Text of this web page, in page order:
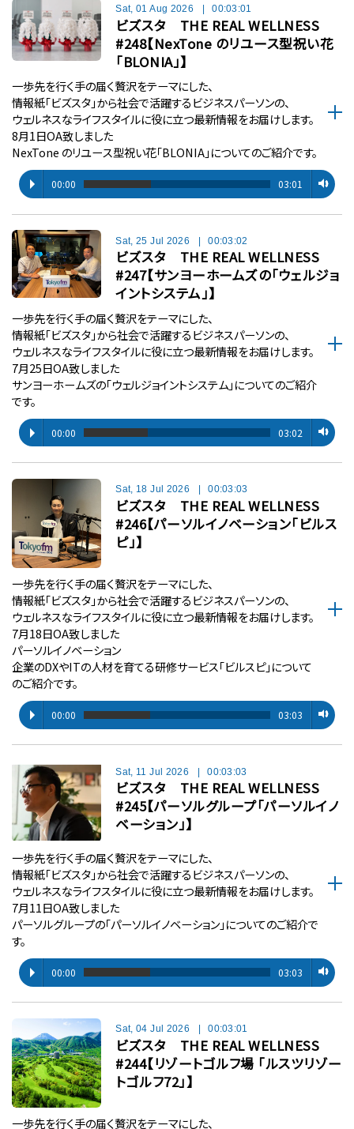
Sat, 01 Aug 2026 00:03:01
ビズスタ THE REAL WELLNESS
#248【NexTone のリユース型祝い花
「BLONIA」】
一歩先を行く手の届く贅沢をテーマにした、
情報紙「ビズスタ」から社会で活躍するビジネスパーソンの、
ウェルネスなライフスタイルに役に立つ最新情報をお届けします。
8月1日OA致しました
NexTone のリユース型祝い花「BLONIA」についてのご紹介です。
00:00 03:01
Sat, 25 Jul 2026 | 00:03:02
ビズスタ THE REAL WELLNESS
#247【サンヨーホームズの「ウェルジョ
イントシステム」】
一歩先を行く手の届く贅沢をテーマにした、
情報紙「ビズスタ」から社会で活躍するビジネスパーソンの、
ウェルネスなライフスタイルに役に立つ最新情報をお届けします。
7月25日OA致しました
サンヨーホームズの「ウェルジョイントシステム」についてのご紹介
です。
00:00 03:02
Sat, 18 Jul 2026 00:03:03
ビズスタ THE REAL WELLNESS
#246【パーソルイノベーション「ビルス
ピ」】
一歩先を行く手の届く贅沢をテーマにした、
情報紙「ビズスタ」から社会で活躍するビジネスパーソンの、
ウェルネスなライフスタイルに役に立つ最新情報をお届けします。
7月18日OA致しました
パーソルイノベーション
企業のDXやITの人材を育てる研修サービス「ビルスピ」について
のご紹介です。
00:00 03:03
Sat, 11 Jul 2026 | 00:03:03
ビズスタ THE REAL WELLNESS
#245【パーソルグループ「パーソルイノ
ベーション」】
一歩先を行く手の届く贅沢をテーマにした、
情報紙「ビズスタ」から社会で活躍するビジネスパーソンの、
ウェルネスなライフスタイルに役に立つ最新情報をお届けします。
7月11日OA致しました
パーソルグループの「パーソルイノベーション」についてのご紹介で
す。
00:00 03:03
Sat, 04 Jul 2026 00:03:01
ビズスタ THE REAL WELLNESS
#244【リゾートゴルフ場 「ルスツリゾー
トゴルフ72」】
一歩先を行く手の届く贅沢をテーマにした、